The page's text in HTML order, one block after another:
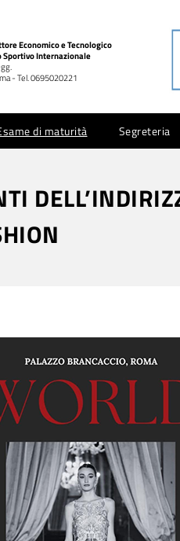
Economico e Tecnologico
Sportivo Internazionale
- Tel. 0695020221
di maturità Segreteria